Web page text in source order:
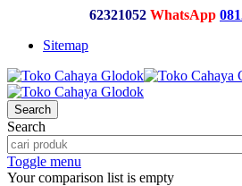
62321052 WhatsApp
Sitemap
Search
Search
Toggle menu
Your comparison list is empty